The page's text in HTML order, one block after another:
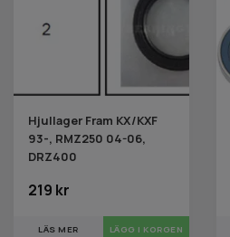
Hjullager Fram KX/KXF
93-, RMZ250 04-06,
DRZ400
219 kr
LÄS MER